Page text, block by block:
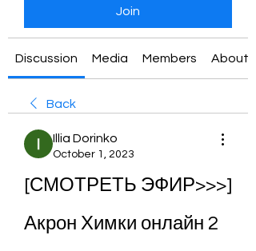
Join
Discussion Media Members About
Back
Illia Dorinko
October 1, 2023
[СМОТРЕТЬ ЭФИР>>>]
Акрон Химки онлайн 2